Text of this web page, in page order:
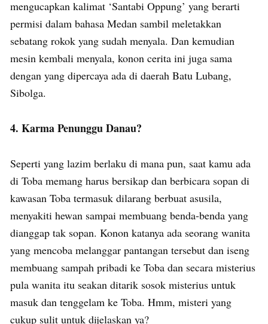
mengucapkan kalimat ‘Santabi Oppung’ yang berarti
permisi dalam bahasa Medan sambil meletakkan
sebatang rokok yang sudah menyala. Dan kemudian
mesin kembali menyala, konon cerita ini juga sama
dengan yang dipercaya ada di daerah Batu Lubang,
Sibolga.
4. Karma Penunggu Danau?
Seperti yang lazim berlaku di mana pun, saat kamu ada
di Toba memang harus bersikap dan berbicara sopan di
kawasan Toba termasuk dilarang berbuat asusila,
menyakiti hewan sampai membuang benda-benda yang
dianggap tak sopan. Konon katanya ada seorang wanita
yang mencoba melanggar pantangan tersebut dan iseng
membuang sampah pribadi ke Toba dan secara misterius
pula wanita itu seakan ditarik sosok misterius untuk
masuk dan tenggelam ke Toba. Hmm, misteri yang
cukup sulit untuk dijelaskan ya?